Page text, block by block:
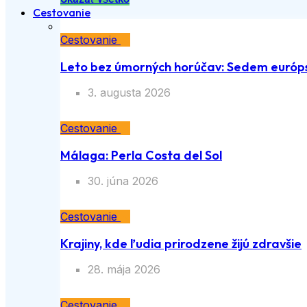
Cestovanie
Cestovanie
Leto bez úmorných horúčav: Sedem
3. augusta 2026
Cestovanie
Málaga: Perla Costa del Sol
30. júna 2026
Cestovanie
Krajiny, kde ľudia prirodzene žijú zdravšie
28. mája 2026